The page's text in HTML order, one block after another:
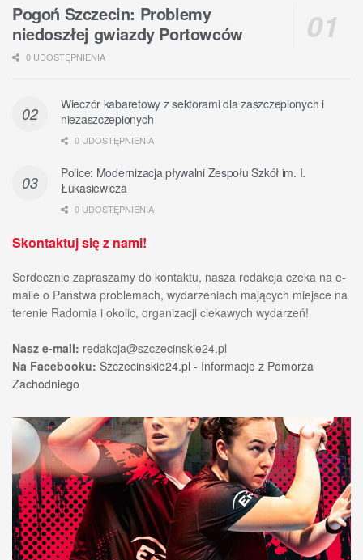
Pogoń Szczecin: Problemy
niedoszłej gwiazdy Portowców
0 UDOSTĘPNIENIA
Wieczór kabaretowy z sektorami dla zaszczepionych i
niezaszczepionych
0 UDOSTĘPNIENIA
Police: Modernizacja pływalni Zespołu Szkół im. I.
Łukasiewicza
0 UDOSTĘPNIENIA
Skontaktuj się z nami!
Serdecznie zapraszamy do kontaktu, nasza redakcja czeka na e-
maile o Państwa problemach, wydarzeniach mających miejsce na
terenie Radomia i okolic, organizacji ciekawych wydarzeń!
Nasz e-mail: redakcja@szczecinskie24.pl
Na Facebooku: Szczecinskie24.pl - Informacje z Pomorza
Zachodniego